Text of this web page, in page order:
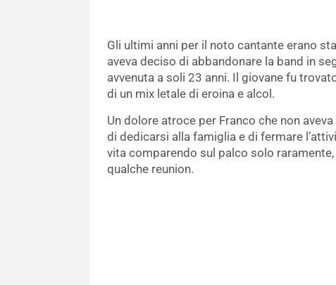
Gli ultimi anni per il noto cantante erano
aveva deciso di abbandonare la band in
avvenuta a soli 23 anni. Il giovane fu
di un mix letale di eroina e alcol.
Un dolore atroce per Franco che non
di dedicarsi alla famiglia e di fermare
vita comparendo sul palco solo
qualche reunion.